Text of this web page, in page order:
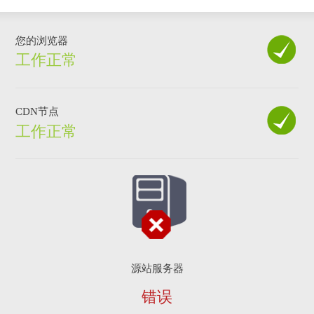
您的浏览器
工作正常
CDN节点
工作正常
源站服务器
错误